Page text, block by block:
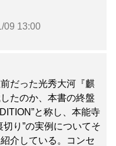
09 13:00
だった光秀大河『麒
たのか、本書の終盤
と称し、本能寺
切り”の実例についてそ
介している。コンセ